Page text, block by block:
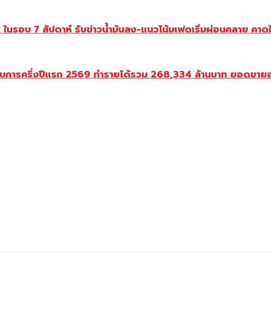
นรอบ 7 สัปดาห์ รับข่าวน้ำมันลง-แนวโน้มเฟดเริ่มผ่อนคลาย คา
ารครึ่งปีแรก 2569 ทำรายได้รวม 268,334 ล้านบาท ยอดขาย